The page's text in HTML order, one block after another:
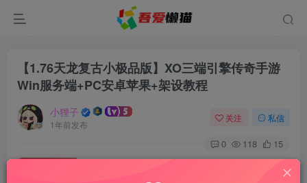
【1.76天龙复古小极品版】XO三端引擎传奇手游
Win服务端+PC安卓苹果+架设教程
小狸子
1年前发布
关注 私信
0 118 15